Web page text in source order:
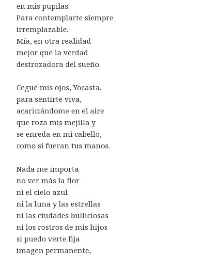
en mis pupilas.
Para contemplarte siempre
irremplazable.
Mía, en otra realidad
mejor que la verdad
destrozadora del sueño.
Cegué mis ojos, Yocasta,
para sentirte viva,
acariciándome en el aire
que roza mis mejilla y
se enreda en mi cabello,
como si fueran tus manos.
Nada me importa
no ver más la flor
ni el cielo azul
ni la luna y las estrellas
ni las ciudades bulliciosas
ni los rostros de mis hijos
si puedo verte fija
imagen permanente,